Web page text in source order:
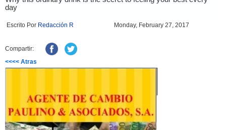
Escrito Por Redacción R Monday, February 27, 2017
Compartir:
<<<< Atras